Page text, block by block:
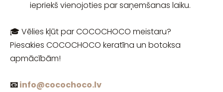
iepriekš vienojoties par saņemšanas laiku.
🎓 Vēlies kļūt par COCOCHOCO meistaru?
Piesakies COCOCHOCO keratīna un botoksa
apmācībām!
📧info@cocochoco.lv